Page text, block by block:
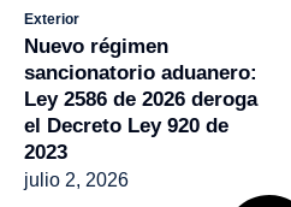
Exterior
Nuevo régimen
sancionatorio aduanero:
Ley 2586 de 2026 deroga
el Decreto Ley 920 de
2023
julio 2, 2026